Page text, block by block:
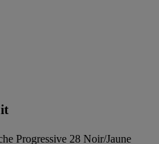
Progressive 28 Noir/Jaune